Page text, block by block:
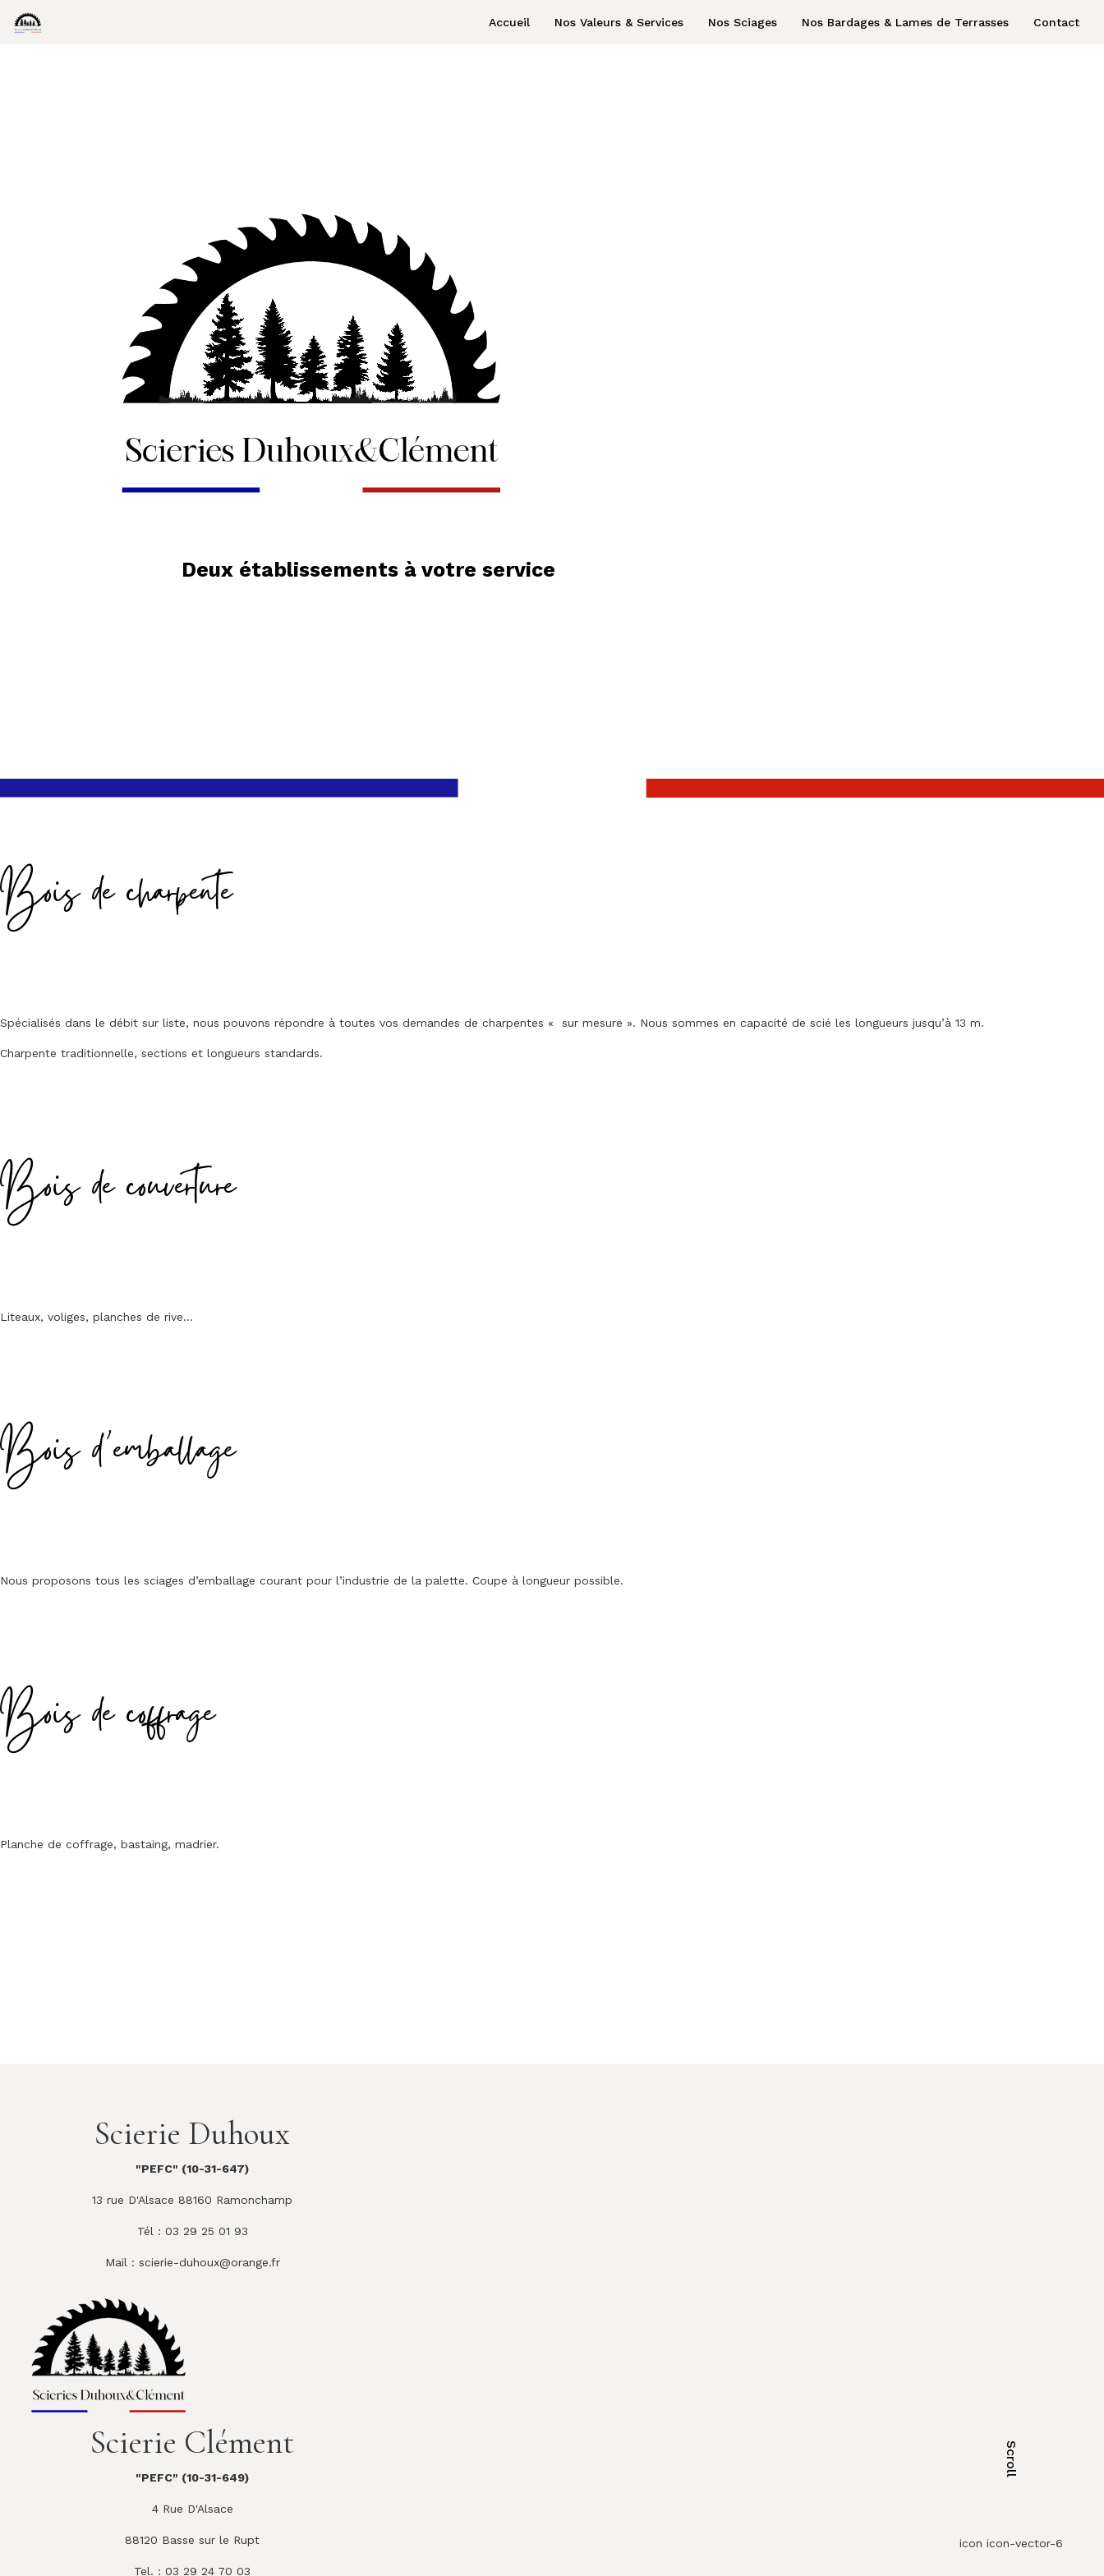
Accueil Nos Valeurs & Services Nos Sciages Nos Bardages & Lames de Terrasses Contact
Deux établissements à votre service
Scroll
icon icon-vector-6
Bois de charpente
Spécialisés dans le débit sur liste, nous pouvons répondre à toutes vos demandes de charpentes « sur mesure ». Nous sommes en capacité de scié les longueurs jusqu’à 13 m.
Charpente traditionnelle, sections et longueurs standards.
Bois de couverture
Liteaux, voliges, planches de rive…
Bois d’emballage
Nous proposons tous les sciages d’emballage courant pour l’industrie de la palette. Coupe à longueur possible.
Bois de coffrage
Planche de coffrage, bastaing, madrier.
Scierie Duhoux
"PEFC" (10-31-647)
13 rue D'Alsace 88160 Ramonchamp
Tél : 03 29 25 01 93
Mail : scierie-duhoux@orange.fr
Scierie Clément
"PEFC" (10-31-649)
4 Rue D'Alsace
88120 Basse sur le Rupt
Tel. : 03 29 24 70 03